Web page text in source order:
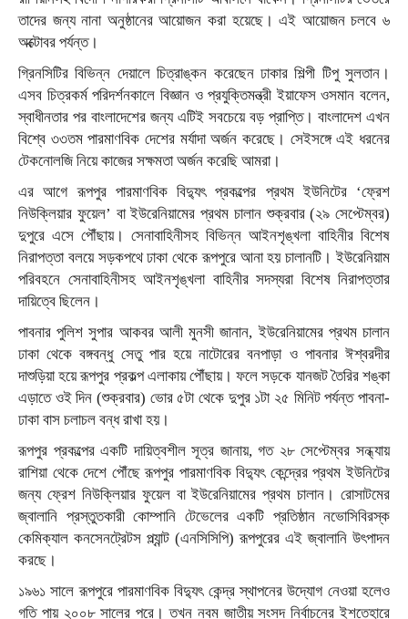
তাদের জন্য নানা অনুষ্ঠানের আয়োজন করা হয়েছে। এই আয়োজন চলবে ৬
অক্টোবর পর্যন্ত।
গ্রিনসিটির বিভিন্ন দেয়ালে চিত্রাঙ্কন করেছেন ঢাকার শিল্পী টিপু সুলতান।
এসব চিত্রকর্ম পরিদর্শনকালে বিজ্ঞান ও প্রযুক্তিমন্ত্রী ইয়াফেস ওসমান বলেন,
স্বাধীনতার পর বাংলাদেশের জন্য এটিই সবচেয়ে বড় প্রাপ্তি। বাংলাদেশ এখন
বিশ্বে ৩৩তম পারমাণবিক দেশের মর্যাদা অর্জন করেছে। সেইসঙ্গে এই ধরনের
টেকনোলজি নিয়ে কাজের সক্ষমতা অর্জন করেছি আমরা।
এর আগে রূপপুর পারমাণবিক বিদ্যুৎ প্রকল্পের প্রথম ইউনিটের ‘ফ্রেশ
নিউক্লিয়ার ফুয়েল’ বা ইউরেনিয়ামের প্রথম চালান শুক্রবার (২৯ সেপ্টেম্বর)
দুপুরে এসে পৌঁছায়। সেনাবাহিনীসহ বিভিন্ন আইনশৃঙ্খলা বাহিনীর বিশেষ
নিরাপত্তা বলয়ে সড়কপথে ঢাকা থেকে রূপপুরে আনা হয় চালানটি। ইউরেনিয়াম
পরিবহনে সেনাবাহিনীসহ আইনশৃঙ্খলা বাহিনীর সদস্যরা বিশেষ নিরাপত্তার
দায়িত্বে ছিলেন।
পাবনার পুলিশ সুপার আকবর আলী মুনসী জানান, ইউরেনিয়ামের প্রথম চালান
ঢাকা থেকে বঙ্গবন্ধু সেতু পার হয়ে নাটোরের বনপাড়া ও পাবনার ঈশ্বরদীর
দাশুড়িয়া হয়ে রূপপুর প্রকল্প এলাকায় পৌঁছায়। ফলে সড়কে যানজট তৈরির শঙ্কা
এড়াতে ওই দিন (শুক্রবার) ভোর ৫টা থেকে দুপুর ১টা ২৫ মিনিট পর্যন্ত পাবনা-
ঢাকা বাস চলাচল বন্ধ রাখা হয়।
রূপপুর প্রকল্পের একটি দায়িত্বশীল সূত্র জানায়, গত ২৮ সেপ্টেম্বর সন্ধ্যায়
রাশিয়া থেকে দেশে পৌঁছে রূপপুর পারমাণবিক বিদ্যুৎ কেন্দ্রের প্রথম ইউনিটের
জন্য ফ্রেশ নিউক্লিয়ার ফুয়েল বা ইউরেনিয়ামের প্রথম চালান। রোসাটমের
জ্বালানি প্রস্তুতকারী কোম্পানি টেভেলের একটি প্রতিষ্ঠান নভোসিবিরস্ক
কেমিক্যাল কনসেনট্রেটস প্ল্যান্ট (এনসিসিপি) রূপপুরের এই জ্বালানি উৎপাদন
করছে।
১৯৬১ সালে রূপপুরে পারমাণবিক বিদ্যুৎ কেন্দ্র স্থাপনের উদ্যোগ নেওয়া হলেও
গতি পায় ২০০৮ সালের পরে। তখন নবম জাতীয় সংসদ নির্বাচনের ইশতেহারে